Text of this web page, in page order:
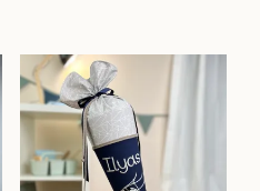
mehrere
Varianten
auf.
Die
Optionen
können
auf.